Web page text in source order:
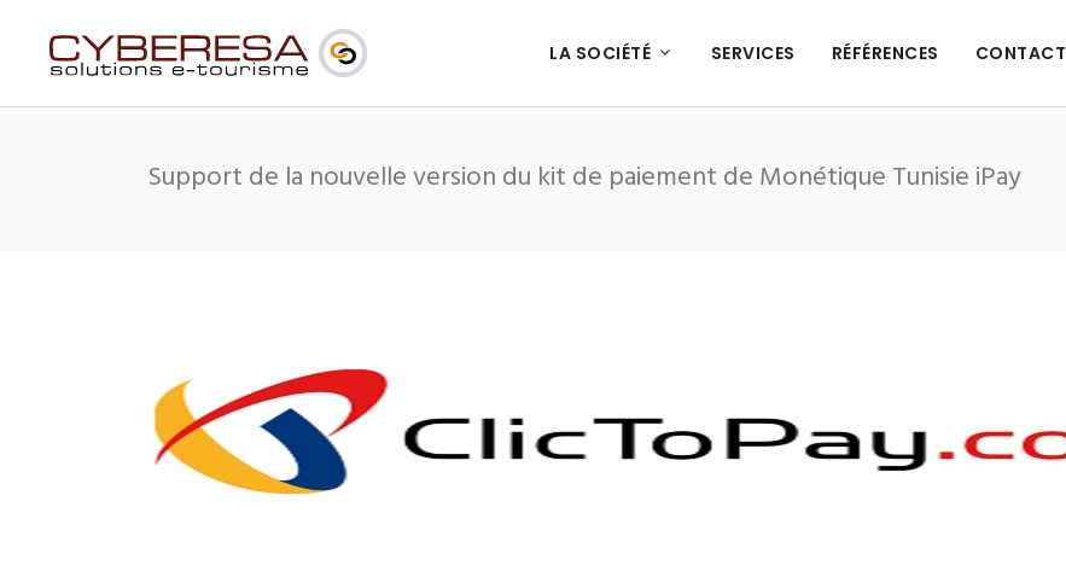
LA SOCIÉTÉ SERVICES RÉFÉRENCES CONTACT
Support de la nouvelle version du kit de paiement de Monétique Tunisie iPay